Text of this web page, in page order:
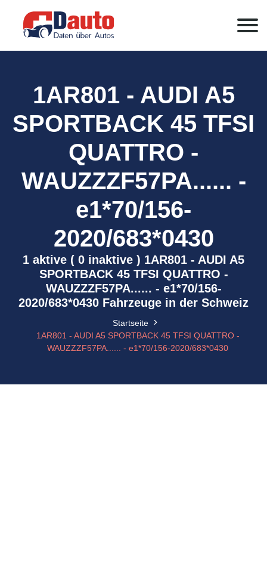
1AR801 - AUDI A5
SPORTBACK 45 TFSI
QUATTRO -
WAUZZZF57PA...... -
e1*70/156-
2020/683*0430
1 aktive ( 0 inaktive ) 1AR801 - AUDI A5
SPORTBACK 45 TFSI QUATTRO -
WAUZZZF57PA...... - e1*70/156-
2020/683*0430 Fahrzeuge in der Schweiz
Startseite
1AR801 - AUDI A5 SPORTBACK 45 TFSI QUATTRO -
WAUZZZF57PA...... - e1*70/156-2020/683*0430